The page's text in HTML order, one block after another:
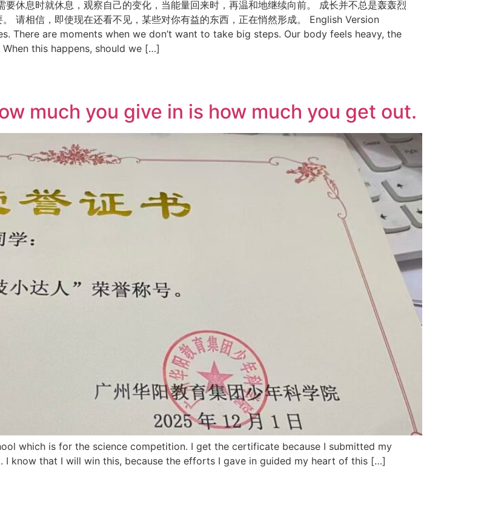
休息时就休息，观察自己的变化，当能量回来时，再温和地继续向前。 成长并不总是轰轰烈
请相信，即使现在还看不见，某些对你有益的东西，正在悄然形成。 English Version
There are moments when we don’t want to take big steps. Our body feels heavy, the
this happens, should we […]
much you give in is how much you get out.
which is for the science competition. I get the certificate because I submitted my
I know that I will win this, because the efforts I gave in guided my heart of this […]